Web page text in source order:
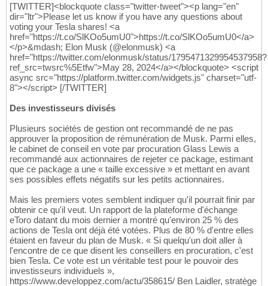
[TWITTER]<blockquote class="twitter-tweet"><p lang="en"
dir="ltr">Please let us know if you have any questions about
voting your Tesla shares! <a
href="https://t.co/SlKOo5umU0">https://t.co/SlKOo5umU0</a>
</p>&mdash; Elon Musk (@elonmusk) <a
href="https://twitter.com/elonmusk/status/1795471329954537958?
ref_src=twsrc%5Etfw">May 28, 2024</a></blockquote> <script
async src="https://platform.twitter.com/widgets.js" charset="utf-
8"></script> [/TWITTER]
Des investisseurs divisés
Plusieurs sociétés de gestion ont recommandé de ne pas
approuver la proposition de rémunération de Musk. Parmi elles,
le cabinet de conseil en vote par procuration Glass Lewis a
recommandé aux actionnaires de rejeter ce package, estimant
que ce package a une « taille excessive » et mettant en avant
ses possibles effets négatifs sur les petits actionnaires.
Mais les premiers votes semblent indiquer qu'il pourrait finir par
obtenir ce qu'il veut. Un rapport de la plateforme d'échange
eToro datant du mois dernier a montré qu'environ 25 % des
actions de Tesla ont déjà été votées. Plus de 80 % d'entre elles
étaient en faveur du plan de Musk. « Si quelqu'un doit aller à
l'encontre de ce que disent les conseillers en procuration, c'est
bien Tesla. Ce vote est un véritable test pour le pouvoir des
investisseurs individuels »,
https://www.developpez.com/actu/358615/ Ben Laidler, stratège